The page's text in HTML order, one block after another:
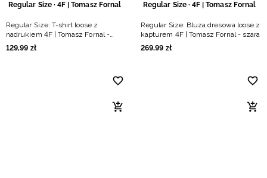
Regular Size · 4F | Tomasz Fornal
Regular Size: T-shirt loose z
nadrukiem 4F | Tomasz Fornal -
czarny
129,99 zł
Regular Size · 4F | Tomasz Fornal
Regular Size: Bluza dresowa loose z
kapturem 4F | Tomasz Fornal - szara
269,99 zł